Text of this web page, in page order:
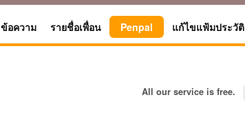
ข้อความ รายชื่อเพื่อน Penpal แก้ไขแฟ้มประวัติ
All our service is free.